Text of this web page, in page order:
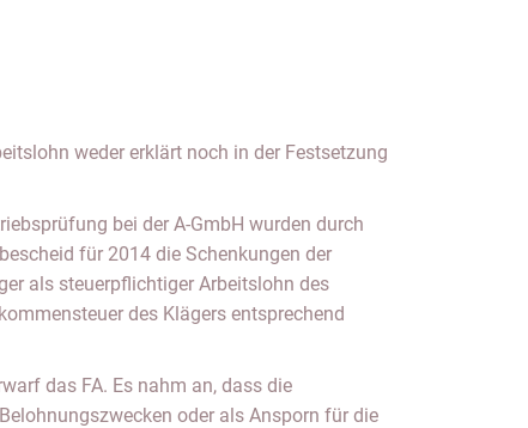
weder erklärt noch in der Festsetzung
bei der A-GmbH wurden durch
für 2014 die Schenkungen der
als steuerpflichtiger Arbeitslohn des
des Klägers entsprechend
das FA. Es nahm an, dass die
oder als Ansporn für die